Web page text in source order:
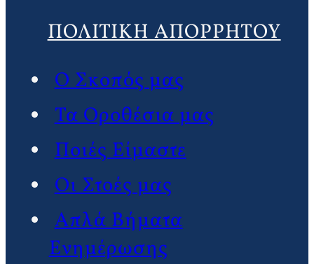
ΠΟΛΙΤΙΚΗ ΑΠΟΡΡΗΤΟΥ
Ο Σκοπός μας
Τα Οροθέσια μας
Ποιές Είμαστε
Οι Στοές μας
Απλά Βήματα
Ενημέρωσης